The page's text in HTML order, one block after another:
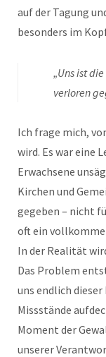
auf der Tagung
besonders im
„Uns ist
verloren
Ich frage mich,
wird. Es war eine
Erwachsene
Kirchen und
gegeben – nicht
oft ein
In der Realität
Das Problem
uns endlich
Missstände
Moment der
unserer